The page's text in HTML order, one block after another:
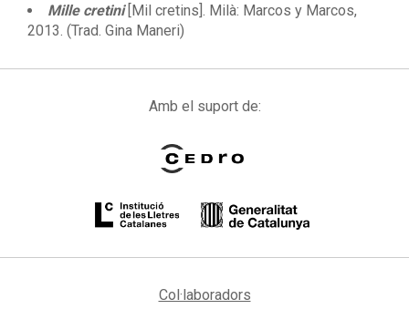
Mille cretini[Mil cretins]. Milà: Marcos y Marcos,
2013. (Trad. Gina Maneri)
Amb el suport de:
Col·laboradors